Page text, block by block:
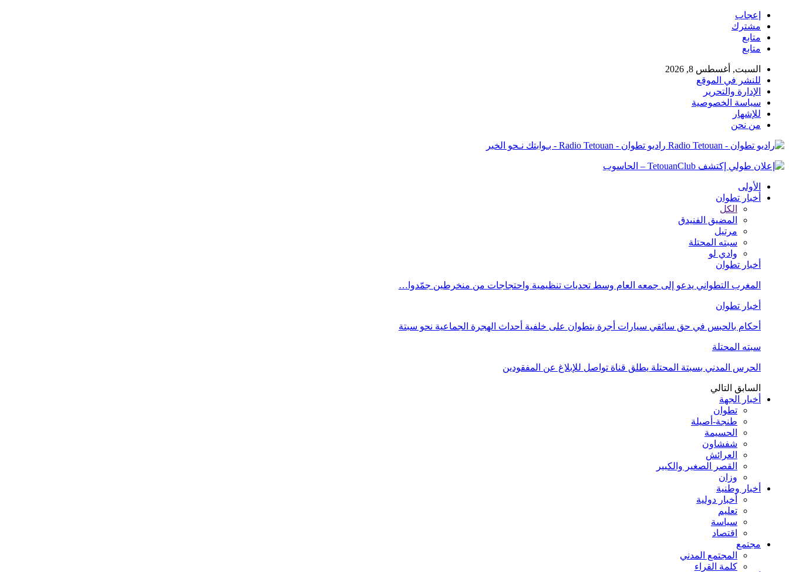
إعجاب
مشترك
متابع
متابع
السبت, أغسطس 8, 2026
للنشر في الموقع
الإدارة والتحرير
سياسة الخصوصية
للإشهار
من نحن
راديو تطوان - Radio Tetouan - بـوابتك نـحو الخبر
الأولى
أخبار تطوان
الكل
المضيق الفنيدق
مرتيل
سبته المحتلة
وادي لو
أخبار تطوان
المغرب التطواني يدعو إلى جمعه العام وسط تحديات تنظيمية واحتجاجات من منخرطين جمّدوا…
أخبار تطوان
أحكام بالحبس في حق سائقي سيارات أجرة بتطوان على خلفية أحداث الهجرة الجماعية نحو سبتة
سبته المحتلة
الحرس المدني بسبتة المحتلة يطلق قناة تواصل للإبلاغ عن المفقودين
السابق التالي
أخبار الجهة
تطوان
طنجة-أصيلة
الحسيمة
شفشاون
العرائش
القصر الصغير والكبير
وزان
أخبار وطنية
أخبار دولية
تعليم
سياسة
اقتصاد
مجتمع
المجتمع المدني
كلمة القراء